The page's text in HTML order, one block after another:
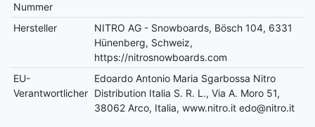
Nummer
Hersteller
NITRO AG - Snowboards, Bösch 104, 6331
Hünenberg, Schweiz,
https://nitrosnowboards.com
EU-
Verantwortlicher
Edoardo Antonio Maria Sgarbossa Nitro
Distribution Italia S. R. L., Via A. Moro 51,
38062 Arco, Italia, www.nitro.it edo@nitro.it